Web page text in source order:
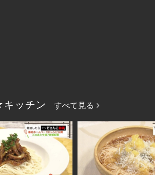
ッチン すべて見る